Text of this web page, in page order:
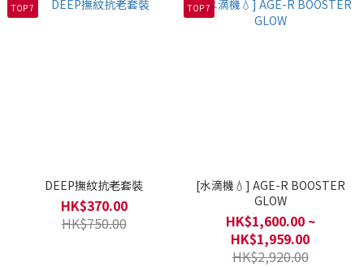
TOP 7
DEEP撫紋抗老套裝
HK$370.00
HK$750.00
TOP 7
[水滴機💧] AGE-R BOOSTER
GLOW
HK$1,600.00 ~
HK$1,959.00
HK$2,920.00